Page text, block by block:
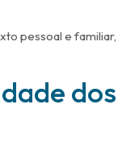
pessoal e